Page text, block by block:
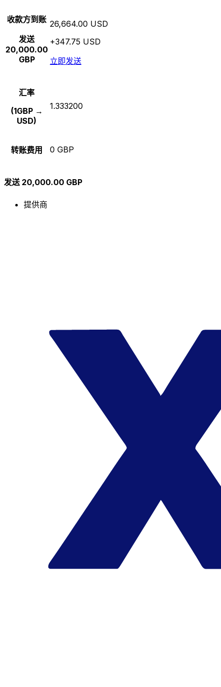
收款方到账
发送
20,000.00
GBP
26,664.00 USD
+347.75 USD
立即发送
汇率
(1GBP →
USD)
1.333200
转账费用 0 GBP
发送 20,000.00 GBP
提供商